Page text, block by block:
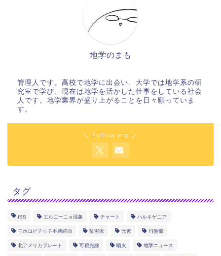
地学のまも
管理人です。高校で地学に出会い、大学では地学系の研
究室で学び、現在は地学を活かした仕事をしている社会
人です。地学業界が盛り上がることを日々願っていま
す。
＼ Follow me ／
タグ
ISS エルニーニョ現象 チャート ハルキゲニア
モホロビチッチ不連続面 乱泥流 元素 円盤部
北アメリカプレート 可視光線 噴火 地学ニュース